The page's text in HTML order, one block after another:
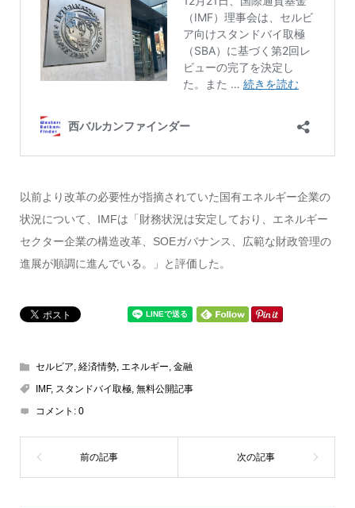
以前より改革の必要性が指摘されていた国有エネルギー企業の
状況について、IMFは「財務状況は安定しており、エネルギー
セクター企業の構造改革、SOEガバナンス、広範な財政管理の
進展が順調に進んでいる。」と評価した。
セルビア, 経済情勢, エネルギー, 金融
IMF, スタンドバイ取極, 無料公開記事
コメント: 0